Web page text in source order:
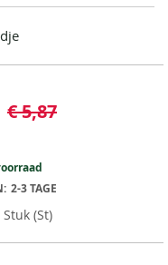
€ 5,87
(St)
2-3 TAGE